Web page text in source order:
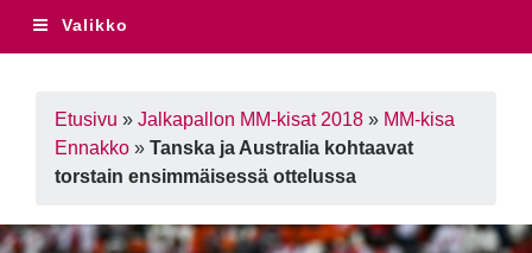
Valikko
Etusivu » Jalkapallon MM-kisat 2018 » MM-kisa
Ennakko » Tanska ja Australia kohtaavat
torstain ensimmäisessä ottelussa